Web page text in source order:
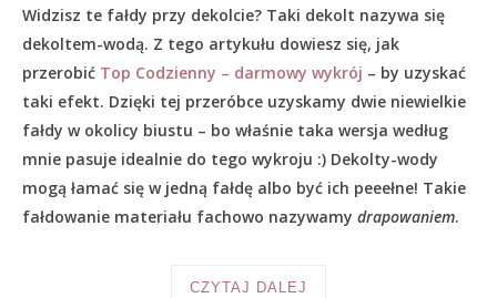
Widzisz te fałdy przy dekolcie? Taki dekolt nazywa się
dekoltem-wodą. Z tego artykułu dowiesz się, jak
przerobić Top Codzienny – darmowy wykrój – by uzyskać
taki efekt. Dzięki tej przeróbce uzyskamy dwie niewielkie
fałdy w okolicy biustu – bo właśnie taka wersja według
mnie pasuje idealnie do tego wykroju :) Dekolty-wody
mogą łamać się w jedną fałdę albo być ich peeełne! Takie
fałdowanie materiału fachowo nazywamy drapowaniem.
CZYTAJ DALEJ